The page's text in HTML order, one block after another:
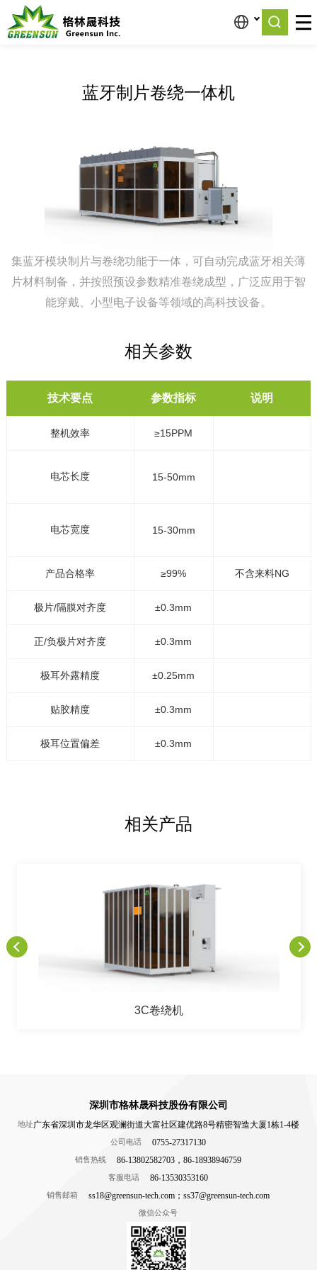
首页> 产品中心>卷绕机设备 蓝牙制片卷绕一体机
蓝牙制片卷绕一体机
集蓝牙模块制片与卷绕功能于一体，可自动完成蓝牙相关薄
片材料制备，并按照预设参数精准卷绕成型，广泛应用于智
能穿戴、小型电子设备等领域的高科技设备。
相关参数
技术要点 参数指标 说明
整机效率 ≥15PPM
电芯长度 15-50mm
电芯宽度 15-30mm
产品合格率 ≥99% 不含来料NG
极片/隔膜对齐度 ±0.3mm
正/负极片对齐度 ±0.3mm
极耳外露精度 ±0.25mm
贴胶精度 ±0.3mm
极耳位置偏差 ±0.3mm
相关产品
3C卷绕机
深圳市格林晟科技股份有限公司
地址广东省深圳市龙华区观澜街道大富社区建优路8号精密智造大厦1栋1-4楼
公司电话 0755-27317130
销售热线 86-13802582703，86-18938946759
客服电话 86-13530353160
销售邮箱 ss18@greensun-tech.com；ss37@greensun-tech.com
微信公众号